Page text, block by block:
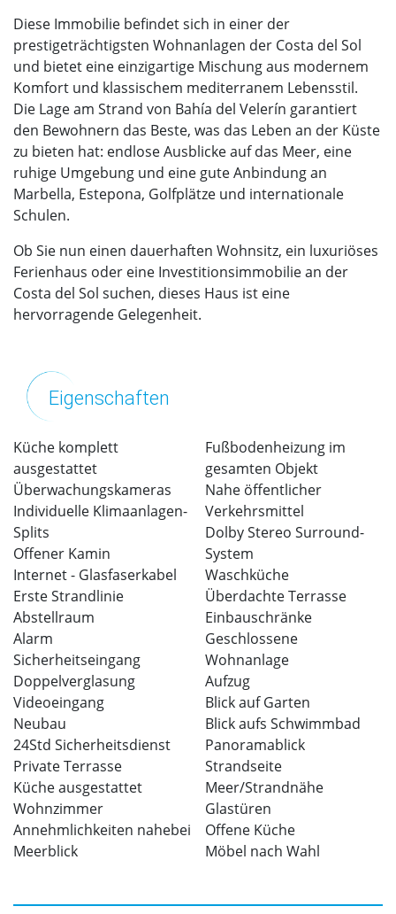
Diese Immobilie befindet sich in einer der
prestigeträchtigsten Wohnanlagen der Costa del Sol
und bietet eine einzigartige Mischung aus modernem
Komfort und klassischem mediterranem Lebensstil.
Die Lage am Strand von Bahía del Velerín garantiert
den Bewohnern das Beste, was das Leben an der Küste
zu bieten hat: endlose Ausblicke auf das Meer, eine
ruhige Umgebung und eine gute Anbindung an
Marbella, Estepona, Golfplätze und internationale
Schulen.
Ob Sie nun einen dauerhaften Wohnsitz, ein luxuriöses
Ferienhaus oder eine Investitionsimmobilie an der
Costa del Sol suchen, dieses Haus ist eine
hervorragende Gelegenheit.
Eigenschaften
Küche komplett
ausgestattet
Überwachungskameras
Individuelle Klimaanlagen-
Splits
Offener Kamin
Internet - Glasfaserkabel
Erste Strandlinie
Abstellraum
Alarm
Sicherheitseingang
Doppelverglasung
Videoeingang
Neubau
24Std Sicherheitsdienst
Private Terrasse
Küche ausgestattet
Wohnzimmer
Annehmlichkeiten nahebei
Meerblick
Fußbodenheizung im
gesamten Objekt
Nahe öffentlicher
Verkehrsmittel
Dolby Stereo Surround-
System
Waschküche
Überdachte Terrasse
Einbauschränke
Geschlossene
Wohnanlage
Aufzug
Blick auf Garten
Blick aufs Schwimmbad
Panoramablick
Strandseite
Meer/Strandnähe
Glastüren
Offene Küche
Möbel nach Wahl